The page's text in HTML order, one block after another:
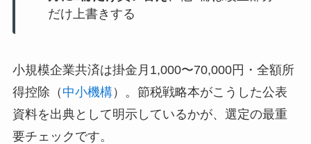
だけ上書きする
小規模企業共済は掛金月1,000〜70,000円・全額所
得控除（ 中小機構）。節税戦略本がこうした公表
資料を出典として明示しているかが、選定の最重
要チェックです。